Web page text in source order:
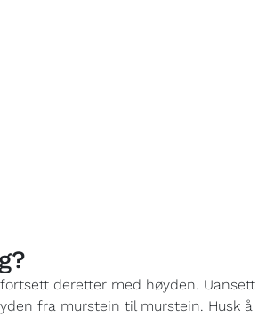
deretter med høyden.
fra murstein til murstein. Husk